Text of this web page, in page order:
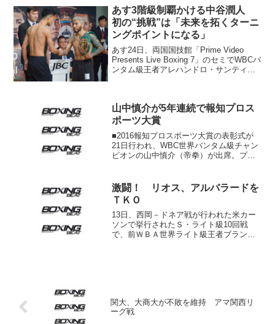
ギュラー王者ダビ・モレルJr（キュー
バ）が挑戦者1...
あす3階級制覇かける中谷潤人
初の“挑戦”は「未来を拓くターニ
ングポイントになる」
あす24日、両国国技館「Prime Video
Presents Live Boxing 7」のセミでWBCバ
ンタム級王者アレハンドロ・サンティア
山中慎介が5年連続で報知プロス
ポーツ大賞
■2016報知プロスポーツ大賞の表彰式が
21日行われ、WBC世界バンタム級チャン
ピオンの山中慎介（帝拳）が出席。プロ
山中は今年、リボリオ・ソリス（ベネズ
エラ）、アンセ...
激闘！ リオス、アルバラードを
ＴＫＯ
13日、西岡－ドネア戦が行われた米カー
ソンで挙行されたＳ・ライト級10回戦
で、前ＷＢＡ世界ライト級王者ブランド
関大、大商大が不敗を維持 アマ関西リ
ーグ戦